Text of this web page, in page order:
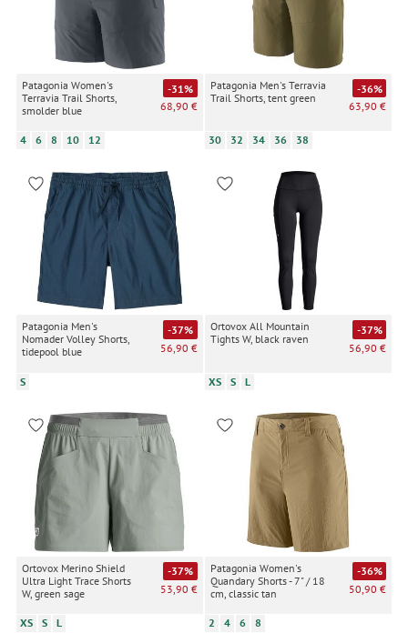
Patagonia Women's
Terravia Trail Shorts,
smolder blue
-31%
68,90 €
4 6 8 10 12
Patagonia Men's Terravia
Trail Shorts, tent green
-36%
63,90 €
30 32 34 36 38
Patagonia Men's
Nomader Volley Shorts,
tidepool blue
-37%
56,90 €
S
Ortovox All Mountain
Tights W, black raven
-37%
56,90 €
XS S L
Ortovox Merino Shield
Ultra Light Trace Shorts
W, green sage
-37%
53,90 €
XS S L
Patagonia Women's
Quandary Shorts - 7" / 18
cm, classic tan
-36%
50,90 €
2 4 6 8